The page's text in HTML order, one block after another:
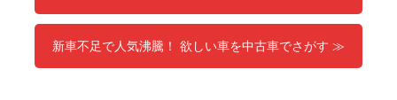
新車不足で人気沸騰！ 欲しい車を中古車でさがす ≫